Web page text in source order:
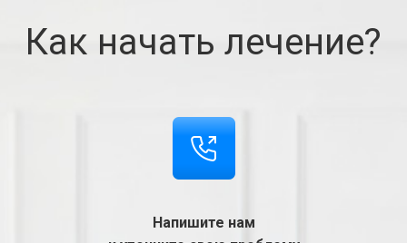
Как начать лечение?
Напишите нам